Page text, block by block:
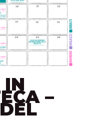
IN
–